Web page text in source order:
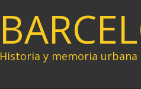
Historia y memoria urbana